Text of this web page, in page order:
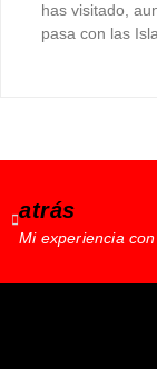
has visitado,
pasa con las
atrás